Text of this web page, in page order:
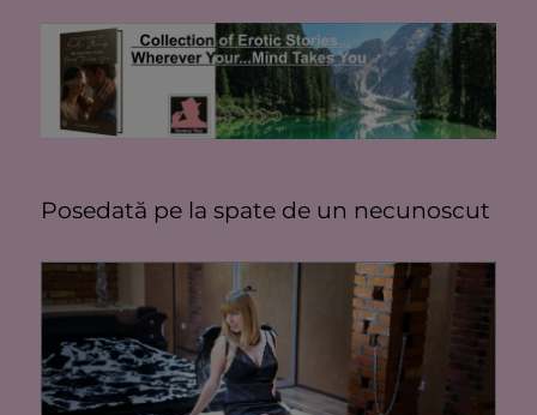
Posedată pe la spate de un necunoscut